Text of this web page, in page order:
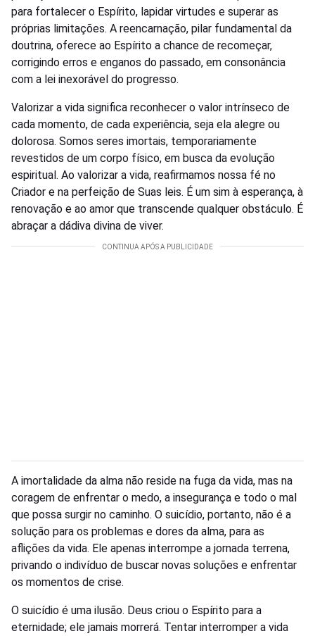
para fortalecer o Espírito, lapidar virtudes e superar as
próprias limitações. A reencarnação, pilar fundamental da
doutrina, oferece ao Espírito a chance de recomeçar,
corrigindo erros e enganos do passado, em consonância
com a lei inexorável do progresso.
Valorizar a vida significa reconhecer o valor intrínseco de
cada momento, de cada experiência, seja ela alegre ou
dolorosa. Somos seres imortais, temporariamente
revestidos de um corpo físico, em busca da evolução
espiritual. Ao valorizar a vida, reafirmamos nossa fé no
Criador e na perfeição de Suas leis. É um sim à esperança, à
renovação e ao amor que transcende qualquer obstáculo. É
abraçar a dádiva divina de viver.
A imortalidade da alma não reside na fuga da vida, mas na
coragem de enfrentar o medo, a insegurança e todo o mal
que possa surgir no caminho. O suicídio, portanto, não é a
solução para os problemas e dores da alma, para as
aflições da vida. Ele apenas interrompe a jornada terrena,
privando o indivíduo de buscar novas soluções e enfrentar
os momentos de crise.
O suicídio é uma ilusão. Deus criou o Espírito para a
eternidade; ele jamais morrerá. Tentar interromper a vida